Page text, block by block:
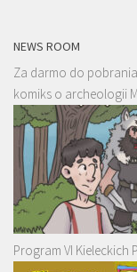
NEWS ROOM
Za darmo do
komiks o archeologii
Program VI Kieleckich